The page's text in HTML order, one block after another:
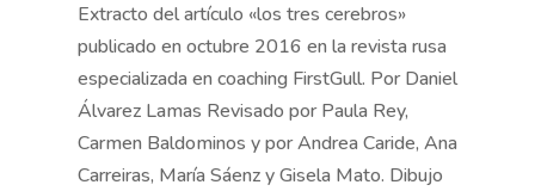
Extracto del artículo «los tres cerebros»
publicado en octubre 2016 en la revista rusa
especializada en coaching FirstGull. Por Daniel
Álvarez Lamas Revisado por Paula Rey,
Carmen Baldominos y por Andrea Caride, Ana
Carreiras, María Sáenz y Gisela Mato. Dibujo